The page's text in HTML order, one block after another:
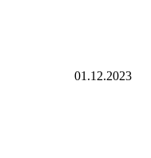
01.12.2023